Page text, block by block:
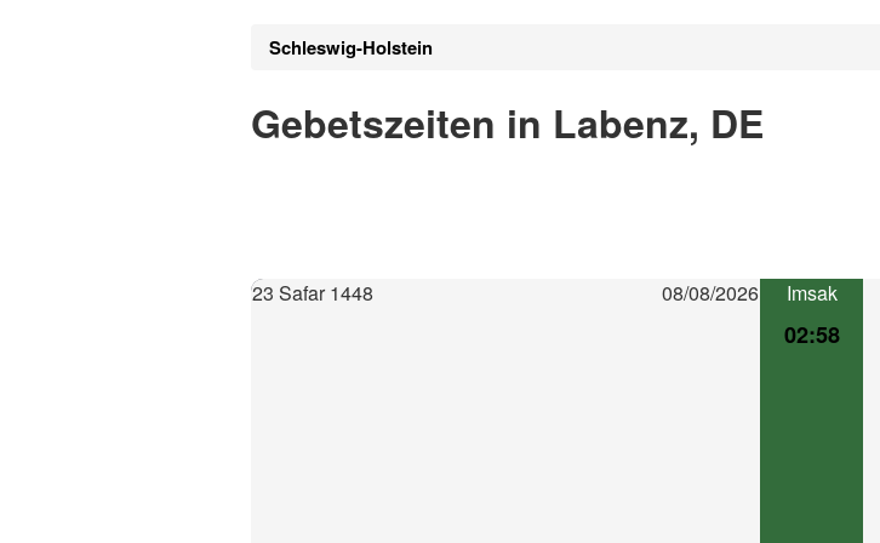
Schleswig-Holstein
Gebetszeiten in Labenz, DE
23 Safar 1448 08/08/2026 Imsak
02:58